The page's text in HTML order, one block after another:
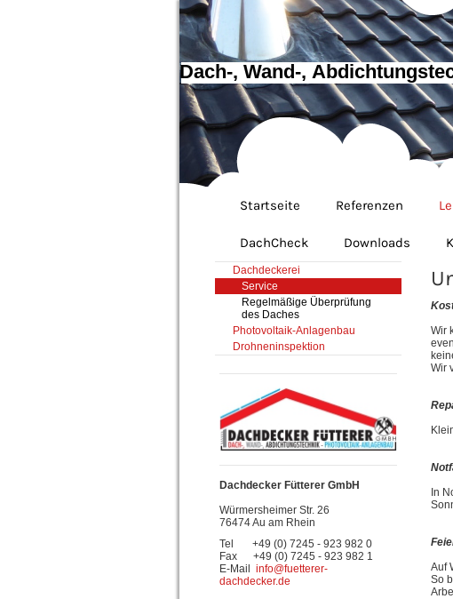
Dach-, Wand-,
Startseite Referenzen
DachCheck Downloads
Dachdeckerei
Service
Regelmäßige Überprüfung
des Daches
Photovoltaik-Anlagenbau
Drohneninspektion
Dachdecker Fütterer GmbH
Würmersheimer Str. 26
76474 Au am Rhein
Tel +49 (0) 7245 - 923 982 0
Fax +49 (0) 7245 - 923 982 1
E-Mail info@fuetterer-
dachdecker.de
Wir
Wir
In
Auf
So